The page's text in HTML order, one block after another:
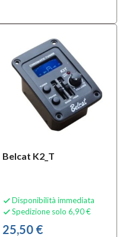
Belcat K2_T
 Disponibilità immediata
 Spedizione solo 6,90 €
25,50 €